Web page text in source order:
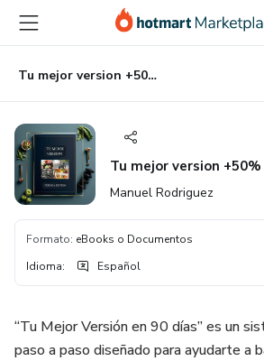
principal
página
de
página
Tu mejor version +50% descuento
Tu mejor version
Manuel Rodriguez
Formato: eBooks o Documentos
Idioma: Español
“Tu Mejor Versión en 90 días” es un
paso a paso diseñado para ayudarte a